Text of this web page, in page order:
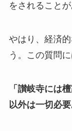
をされることが
やはり、経済
う。この質問
「讃岐寺には
以外は一切必要